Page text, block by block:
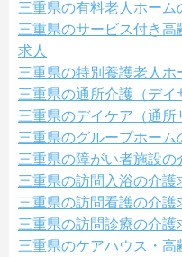
三重県の有料老人ホーム
三重県のサービス付き
求人
三重県の特別養護老人ホ
三重県の通所介護（デイ
三重県のデイケア（通所
三重県のグループホーム
三重県の障がい者施設の
三重県の訪問入浴の介護
三重県の訪問看護の介護
三重県の訪問診療の介護
三重県のケアハウス・高